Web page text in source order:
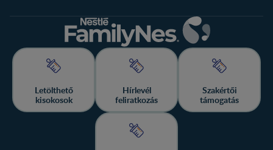
Letölthető
kisokosok
Hírlevél
feliratkozás
Szakértői
támogatás